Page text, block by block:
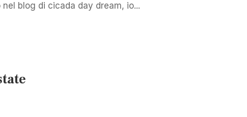
blog di cicada day dream, io...